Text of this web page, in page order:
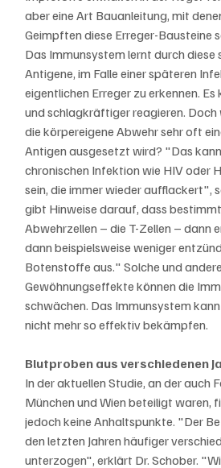
aber eine Art Bauanleitung, mit
Geimpften diese Erreger-Bausteine
Das Immunsystem lernt durch diese
Antigene, im Falle einer späteren
eigentlichen Erreger zu erkennen.
und schlagkräftiger reagieren. Doch
die körpereigene Abwehr sehr oft
Antigen ausgesetzt wird? "Das
chronischen Infektion wie HIV oder
sein, die immer wieder aufflackert",
gibt Hinweise darauf, dass
Abwehrzellen – die T-Zellen – dann
dann beispielsweise weniger
Botenstoffe aus." Solche und andere
Gewöhnungseffekte können die
schwächen. Das Immunsystem
nicht mehr so effektiv bekämpfen.
Blutproben aus verschiedenen
In der aktuellen Studie, an der auch
München und Wien beteiligt waren,
jedoch keine Anhaltspunkte. "Der
den letzten Jahren häufiger
unterzogen", erklärt Dr. Schober.